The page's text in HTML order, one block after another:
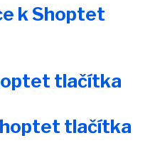
k Shoptet
tlačítka
tlačítka